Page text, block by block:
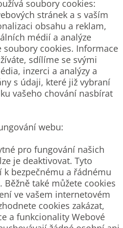
soubory cookies:
stránek a s vaším
obsahu a reklam,
médií a analýze
soubory cookies. Informace
sdílíme se svými
inzerci a analýzy a
s údaji, které již vybraní
vašeho chování nasbírat
webu:
pro fungování našich
je deaktivovat. Tyto
bezpečnému a řádnému
také můžete cookies
ve vašem internetovém
cookies zakázat,
a funkcionality Webové